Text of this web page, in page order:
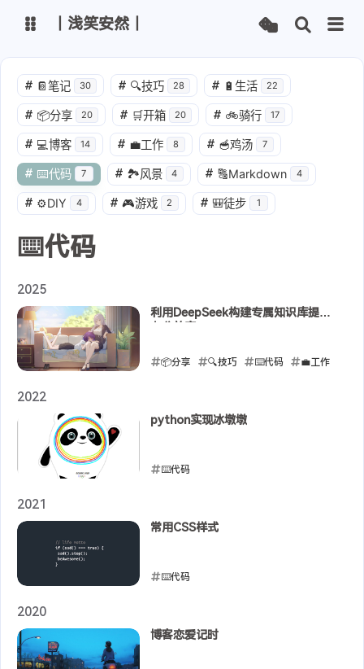
博客 文章管理
主路线 Vercel线路
Netlify线路 Github线路
ChatGPT 智谱清言
通义千问
丨浅笑安然丨
# 📔笔记 30 # 🔍技巧 28 # 🔋生活 22
# 📦分享 20 # 🛒开箱 20 # 🚲骑行 17
# 💻博客 14 # 💼工作 8 # 🥣鸡汤 7
# ⌨️代码 7 # 🏞️风景 4 # 🔠Markdown 4
# ⚙️DIY 4 # 🎮游戏 2 # 🎒徒步 1
⌨️代码
2025
利用DeepSeek构建专属知识库提升
📦分享 🔍技巧 ⌨️代码 💼工作
2022
python实现冰墩墩
⌨️代码
2021
常用CSS样式
⌨️代码
2020
博客恋爱记时